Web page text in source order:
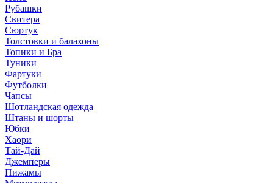
Рубашки
Свитера
Сюртук
Толстовки и балахоны
Топики и Бра
Туники
Фартуки
Футболки
Чапсы
Шотландская одежда
Штаны и шорты
Юбки
Хаори
Тай-Дай
Джемперы
Пижамы